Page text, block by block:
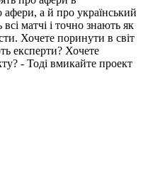
афери, а й про український
матчі і точно знають як
Хочете поринути в світ
експерти? Хочете
- Тоді вмикайте проект